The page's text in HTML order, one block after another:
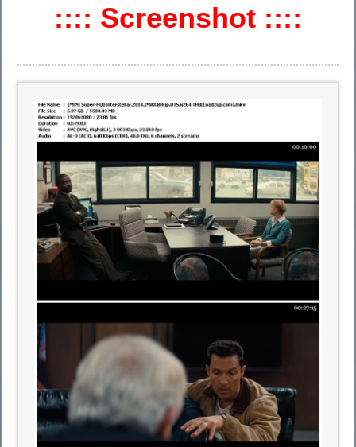
:::: Screenshot ::::